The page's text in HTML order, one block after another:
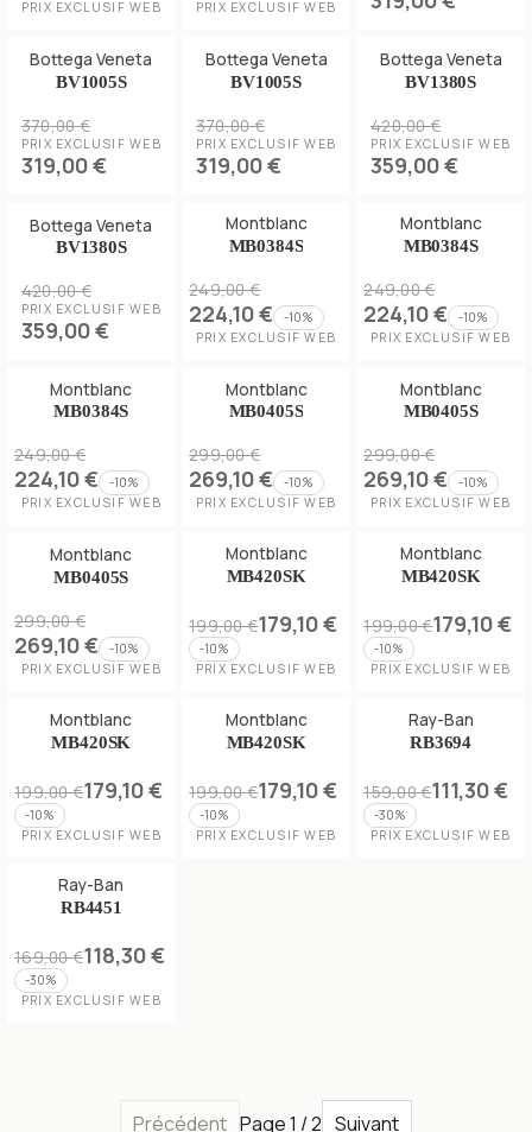
PRIX EXCLUSIF WEB
PRIX EXCLUSIF WEB
Bottega Veneta
BV1005S
370,00 €
PRIX EXCLUSIF WEB
319,00 €
Bottega Veneta
BV1005S
370,00 €
PRIX EXCLUSIF WEB
319,00 €
Bottega Veneta
BV1380S
420,00 €
PRIX EXCLUSIF WEB
359,00 €
Bottega Veneta
BV1380S
420,00 €
PRIX EXCLUSIF WEB
359,00 €
Montblanc
MB0384S
249,00 €
224,10 € -10%
PRIX EXCLUSIF WEB
Montblanc
MB0384S
249,00 €
224,10 € -10%
PRIX EXCLUSIF WEB
Montblanc
MB0384S
249,00 €
224,10 € -10%
PRIX EXCLUSIF WEB
Montblanc
MB0405S
299,00 €
269,10 € -10%
PRIX EXCLUSIF WEB
Montblanc
MB0405S
299,00 €
269,10 € -10%
PRIX EXCLUSIF WEB
Montblanc
MB0405S
299,00 €
269,10 € -10%
PRIX EXCLUSIF WEB
Montblanc
MB420SK
199,00 €179,10 €
-10%
PRIX EXCLUSIF WEB
Montblanc
MB420SK
199,00 €179,10 €
-10%
PRIX EXCLUSIF WEB
Montblanc
MB420SK
199,00 €179,10 €
-10%
PRIX EXCLUSIF WEB
Montblanc
MB420SK
199,00 €179,10 €
-10%
PRIX EXCLUSIF WEB
Ray-Ban
RB3694
159,00 €111,30 €
-30%
PRIX EXCLUSIF WEB
Ray-Ban
RB4451
169,00 €118,30 €
-30%
PRIX EXCLUSIF WEB
Précédent Page 1 / 2 Suivant